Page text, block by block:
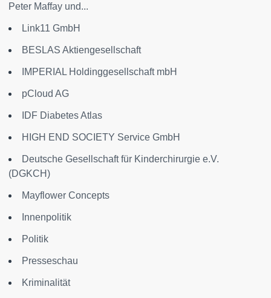
Peter Maffay und...
Link11 GmbH
BESLAS Aktiengesellschaft
IMPERIAL Holdinggesellschaft mbH
pCloud AG
IDF Diabetes Atlas
HIGH END SOCIETY Service GmbH
Deutsche Gesellschaft für Kinderchirurgie e.V.
(DGKCH)
Mayflower Concepts
Innenpolitik
Politik
Presseschau
Kriminalität